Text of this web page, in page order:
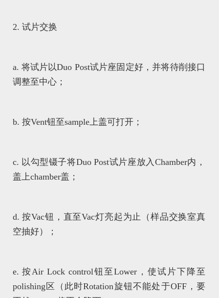
2. 试片交换
a. 将试片以Duo Post试片座固定好，并将待削接口
调整至中心；
b. 按Vent钮至sample上盖可打开；
c. 以勾型镊子将Duo Post试片座放入Chamber内，
盖上chamber盖；
d. 按Vac钮，直至Vac灯亮起为止（样品交换室真
空抽好）；
e. 按Air Lock control钮至Lower，使试片下降至
polishing区（此时Rotation旋钮不能处于OFF，要